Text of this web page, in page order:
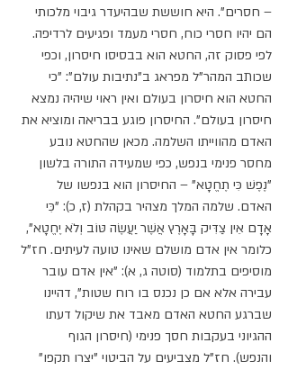
– חסרים". היא חוששת שבהיעדר גיבוי מלכותי
הם יהיו חסרי כוח, חסרי מעמד ופגיעים לרדיפה.
לפי פסוק זה, החטא הוא בבסיסו חיסרון, וכפי
שכותב המהר"ל מפראג ב"נתיבות עולם": "כי
החטא הוא חיסרון בעולם ואין ראוי שיהיה נמצא
חיסרון בעולם". החיסרון פוגע בבריאה ומוציא את
האדם מהווייתו השלמה. מכאן שהחטא נובע
מחסר פנימי בנפש, כפי שמעידה התורה בלשון
"נֶפֶשׁ כִּי תֶחֱטָא" – החיסרון הוא בנפשו של
האדם. שלמה המלך מצהיר בקהלת (ז, כ): "כִּי
אָדָם אֵין צַדִּיק בָּאָרֶץ אֲשֶׁר יַעֲשֶׂה טּוֹב וְלֹא יֶחֱטָא",
כלומר אין אדם מושלם שאינו טועה לעיתים. חז"ל
מוסיפים בתלמוד (סוטה ג, א): "אין אדם עובר
עבירה אלא אם כן נכנס בו רוח שטות", דהיינו
שברגע החטא האדם מאבד את שיקול דעתו
ההגיוני בעקבות חסך פנימי (חיסרון הגוף
והנפש). חז"ל מצביעים על הביטוי "יצרו תקפו"